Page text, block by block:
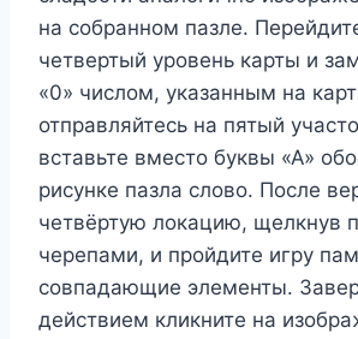
на собранном пазле.
четвертый уровень карты и
«0» числом, указанным на
отправляйтесь на пятый
вставьте вместо буквы «А»
рисунке пазла слово. После
четвёртую локацию, щелкнув
черепами, и пройдите игру
совпадающие элементы.
действием кликните на